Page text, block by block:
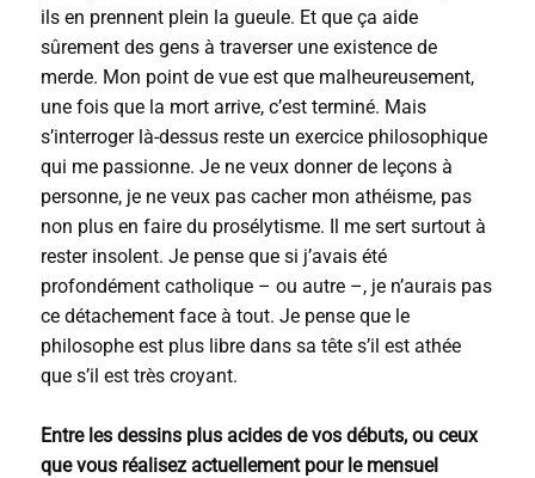
ils en prennent plein la gueule. Et que ça aide
sûrement des gens à traverser une existence de
merde. Mon point de vue est que malheureusement,
une fois que la mort arrive, c’est terminé. Mais
s’interroger là-dessus reste un exercice philosophique
qui me passionne. Je ne veux donner de leçons à
personne, je ne veux pas cacher mon athéisme, pas
non plus en faire du prosélytisme. Il me sert surtout à
rester insolent. Je pense que si j’avais été
profondément catholique – ou autre –, je n’aurais pas
ce détachement face à tout. Je pense que le
philosophe est plus libre dans sa tête s’il est athée
que s’il est très croyant.
Entre les dessins plus acides de vos débuts, ou ceux
que vous réalisez actuellement pour le mensuel